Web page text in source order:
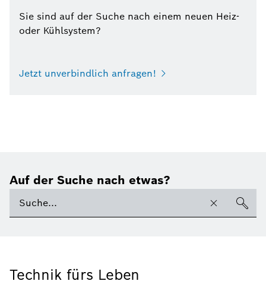
Sie sind auf der Suche nach einem neuen Heiz-
oder Kühlsystem?
Jetzt unverbindlich anfragen!
Auf der Suche nach etwas?
Technik fürs Leben